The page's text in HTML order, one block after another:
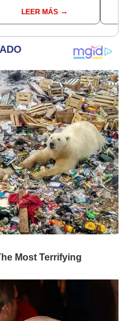
exmandatario
LEER MÁS